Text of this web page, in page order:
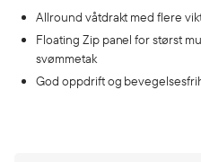
Allround våtdrakt med flere
Floating Zip panel for størst
svømmetak
God oppdrift og